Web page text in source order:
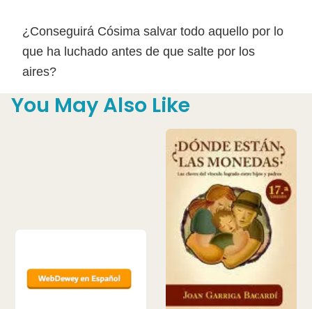
¿Conseguirá Cósima salvar todo aquello por lo
que ha luchado antes de que salte por los
aires?
You May Also Like